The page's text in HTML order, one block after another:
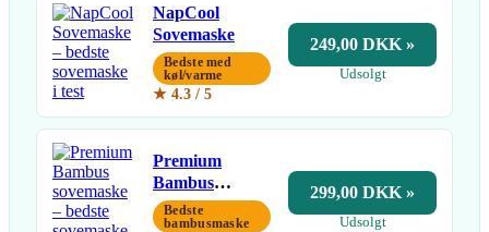
NapCool
Sovemaske
Bedste med
køl/varme
★ 4.3 / 5
249,00 DKK »
Udsolgt
Premium
Bambus
sovemaske
Bedste
bambusmaske
299,00 DKK »
Udsolgt